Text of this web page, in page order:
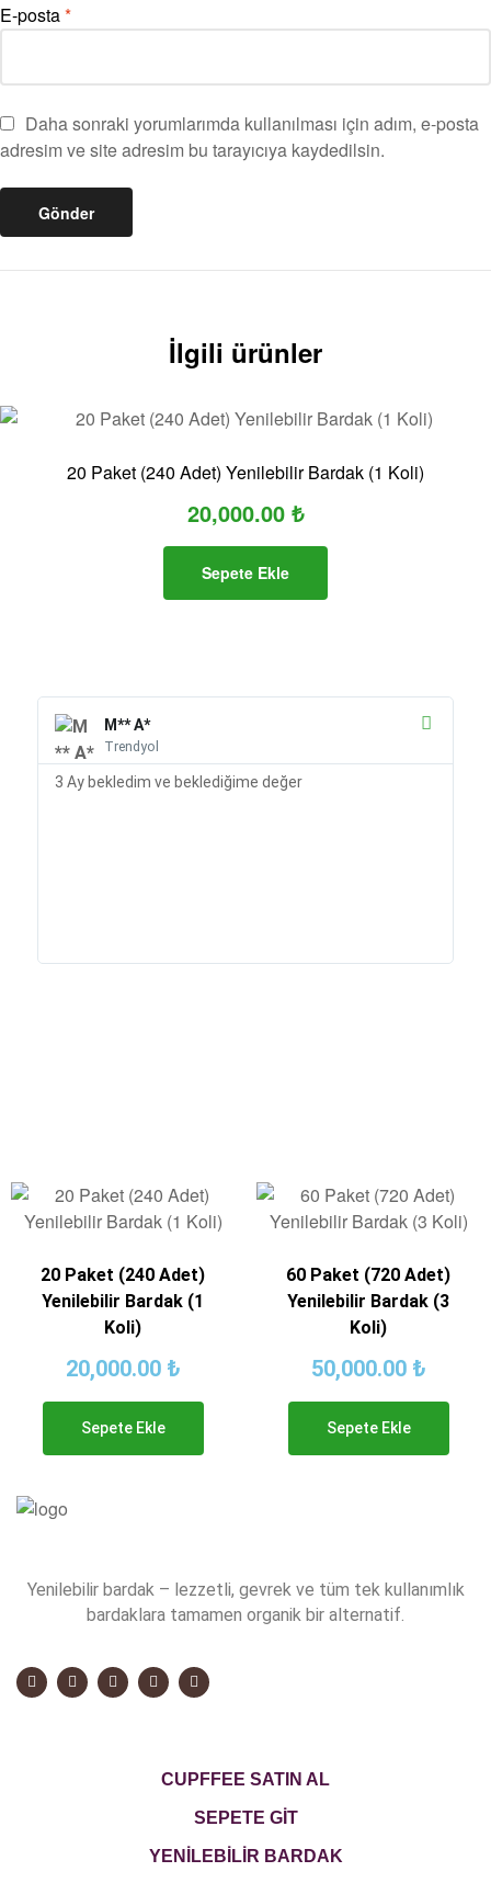
E-posta*
Daha sonraki yorumlarımda kullanılması için adım, e-posta
adresim ve site adresim bu tarayıcıya kaydedilsin.
İlgili ürünler
20 Paket (240 Adet) Yenilebilir Bardak (1 Koli)
20,000.00 ₺
Sepete Ekle
M** A*
Trendyol
3 Ay bekledim ve beklediğime değer
20 Paket (240 Adet)
Yenilebilir Bardak (1
Koli)
20,000.00 ₺
Sepete Ekle
60 Paket (720 Adet)
Yenilebilir Bardak (3
Koli)
50,000.00 ₺
Sepete Ekle
Yenilebilir bardak – lezzetli, gevrek ve tüm tek kullanımlık
bardaklara tamamen organik bir alternatif.
CUPFFEE SATIN AL
SEPETE GİT
YENİLEBİLİR BARDAK